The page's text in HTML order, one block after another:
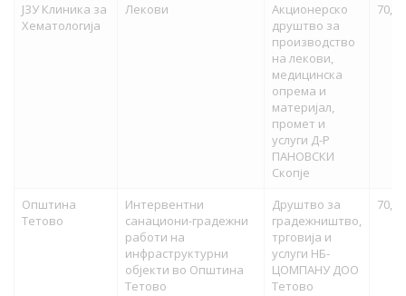
ЈЗУ Клиника за
Хематологија
Лекови
Акционерско
друштво за
производство
на лекови,
медицинска
опрема и
материјал,
промет и
услуги Д-Р
ПАНОВСКИ
Скопје
Општина
Тетово
Интервентни
санациони-градежни
работи на
инфраструктурни
објекти во Општина
Тетово
Друштво за
градежништво,
трговија и
услуги НБ-
ЦОМПАНУ ДОО
Тетово